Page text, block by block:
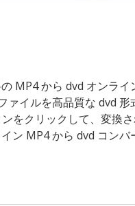
MP4 から dvd オンラ
ァイルを高品質な dvd
ンをクリックして、変換
ン MP4 から dvd コン